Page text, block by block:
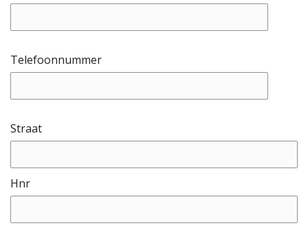
Telefoonnummer
Straat
Hnr